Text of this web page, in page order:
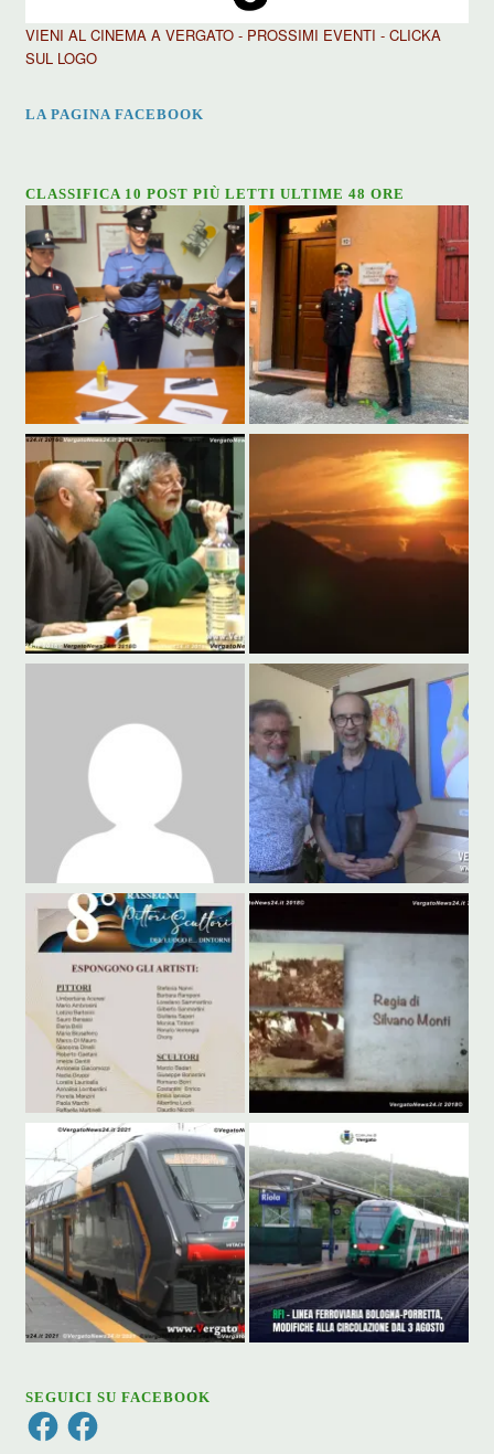
VIENI AL CINEMA A VERGATO - PROSSIMI EVENTI - CLICKA
SUL LOGO
LA PAGINA FACEBOOK
CLASSIFICA 10 POST PIÙ LETTI ULTIME 48 ORE
SEGUICI SU FACEBOOK
FacebookFacebook